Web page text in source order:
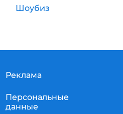
Шоубиз
Реклама
Персональные
данные